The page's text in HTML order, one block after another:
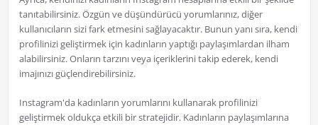
tanıtabilirsiniz. Özgün ve düşündürücü yorumlarınız, diğer
kullanıcıların sizi fark etmesini sağlayacaktır. Bunun yanı sıra, kendi
profilinizi geliştirmek için kadınların yaptığı paylaşımlardan ilham
alabilirsiniz. Onların tarzını veya içeriklerini takip ederek, kendi
imajınızı güçlendirebilirsiniz.
Instagram'da kadınların yorumlarını kullanarak profilinizi
geliştirmek oldukça etkili bir stratejidir. Kadınların paylaşımlarına